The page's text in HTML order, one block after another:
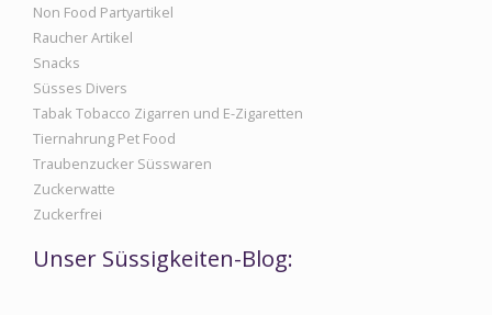
Non Food Partyartikel
Raucher Artikel
Snacks
Süsses Divers
Tabak Tobacco Zigarren und E-Zigaretten
Tiernahrung Pet Food
Traubenzucker Süsswaren
Zuckerwatte
Zuckerfrei
Unser Süssigkeiten-Blog: